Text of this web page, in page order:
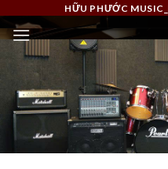
to
HỮU PHƯỚC